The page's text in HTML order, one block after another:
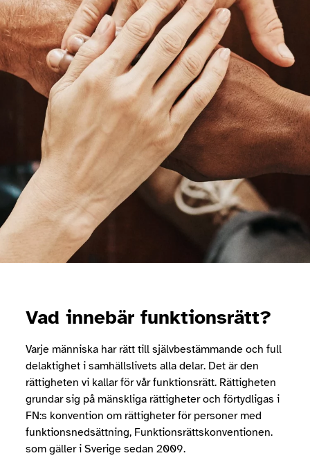
Vad innebär funktionsrätt?
Varje människa har rätt till självbestämmande och full
delaktighet i samhällslivets alla delar. Det är den
rättigheten vi kallar för vår funktionsrätt. Rättigheten
grundar sig på mänskliga rättigheter och förtydligas i
FN:s konvention om rättigheter för personer med
funktionsnedsättning, Funktionsrättskonventionen.
som gäller i Sverige sedan 2009.